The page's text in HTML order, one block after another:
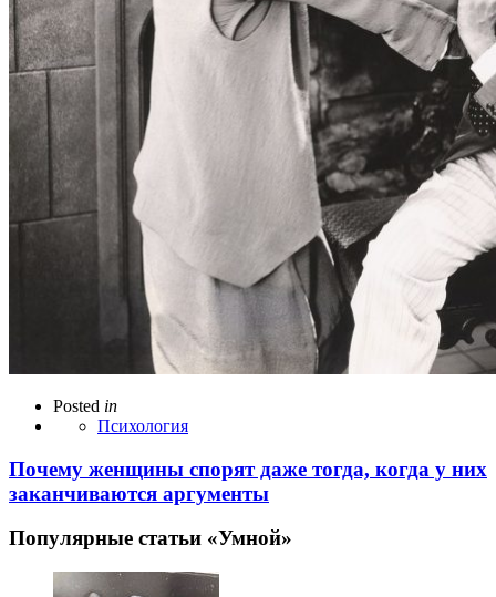
Posted in
Психология
Почему женщины спорят даже тогда, когда у них
заканчиваются аргументы
Популярные статьи «Умной»